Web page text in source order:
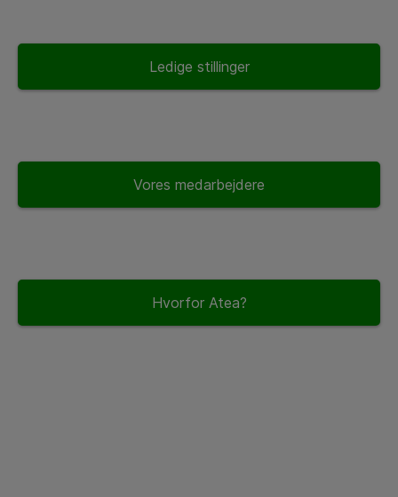
Ledige stillinger
Vores medarbejdere
Hvorfor Atea?